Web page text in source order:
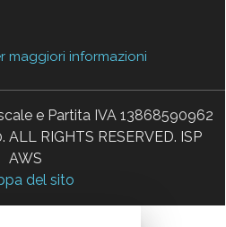
maggiori informazioni
e Partita IVA 13868590962
RIGHTS RESERVED. ISP
AWS
del sito